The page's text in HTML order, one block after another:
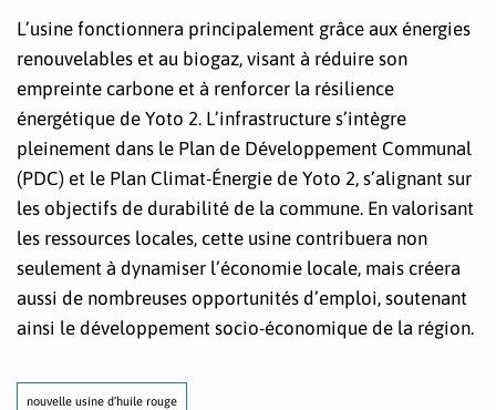
L’usine fonctionnera principalement grâce aux énergies
renouvelables et au biogaz, visant à réduire son
empreinte carbone et à renforcer la résilience
énergétique de Yoto 2. L’infrastructure s’intègre
pleinement dans le Plan de Développement Communal
(PDC) et le Plan Climat-Énergie de Yoto 2, s’alignant sur
les objectifs de durabilité de la commune. En valorisant
les ressources locales, cette usine contribuera non
seulement à dynamiser l’économie locale, mais créera
aussi de nombreuses opportunités d’emploi, soutenant
ainsi le développement socio-économique de la région.
nouvelle usine d’huile rouge